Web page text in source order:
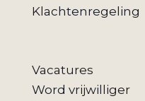
Klachtenregeling
Vacatures
Word vrijwilliger